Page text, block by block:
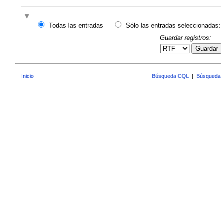
Todas las entradas
Sólo las entradas seleccionadas:
Guardar registros:
Guardar
Inicio Búsqueda CQL